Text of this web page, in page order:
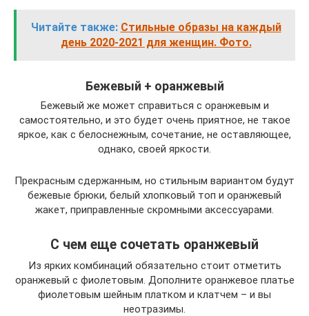
Читайте также: Стильные образы на каждый
день 2020-2021 для женщин. Фото.
Бежевый + оранжевый
Бежевый же может справиться с оранжевым и
самостоятельно, и это будет очень приятное, не такое
яркое, как с белоснежным, сочетание, не оставляющее,
однако, своей яркости.
Прекрасным сдержанным, но стильным вариантом будут
бежевые брюки, белый хлопковый топ и оранжевый
жакет, приправленные скромными аксессуарами.
С чем еще сочетать оранжевый
Из ярких комбинаций обязательно стоит отметить
оранжевый с фиолетовым. Дополните оранжевое платье
фиолетовым шейным платком и клатчем – и вы
неотразимы.